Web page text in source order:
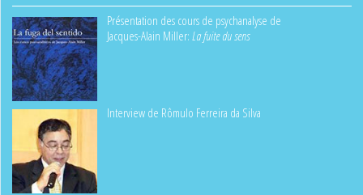
Présentation des cours de psychanalyse de
Jacques-Alain Miller:La fuite du sens
Interview de Rômulo Ferreira da Silva